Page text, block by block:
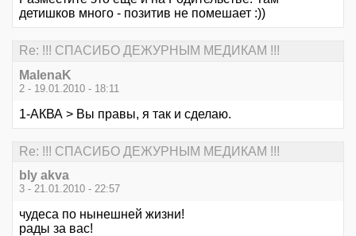
детишков много - позитив не помешает :))
Re: !!! СПАСИБО ДЕЖУРНЫМ МЕДИКАМ !!!
MalenaK
2 - 19.01.2010 - 18:11
1-АКВА > Вы правы, я так и сделаю.
Re: !!! СПАСИБО ДЕЖУРНЫМ МЕДИКАМ !!!
bly akva
3 - 21.01.2010 - 22:57
чудеса по нынешней жизни!
рады за вас!